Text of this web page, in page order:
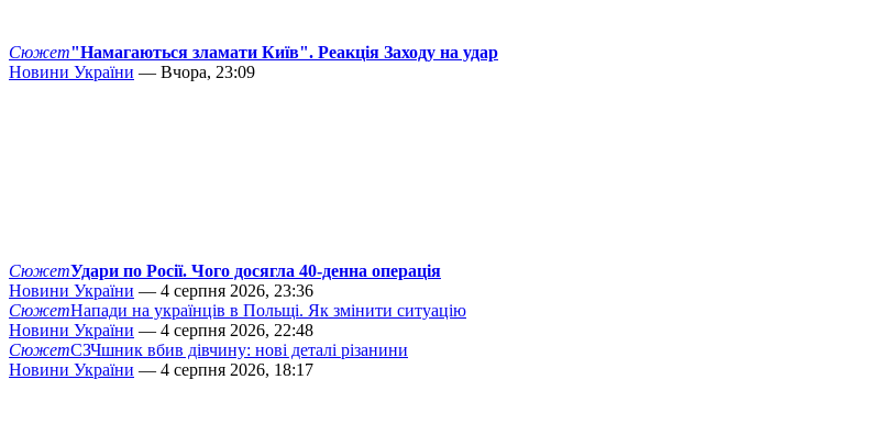
Сюжет"Намагаються зламати Київ". Реакція Заходу на удар
Новини України — Вчора, 23:09
СюжетУдари по Росії. Чого досягла 40-денна операція
Новини України — 4 серпня 2026, 23:36
СюжетНапади на українців в Польщі. Як змінити ситуацію
Новини України — 4 серпня 2026, 22:48
СюжетСЗЧшник вбив дівчину: нові деталі різанини
Новини України — 4 серпня 2026, 18:17